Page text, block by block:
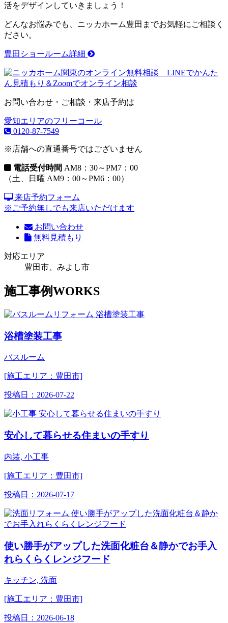
活をデザインしていきましょう！
どんなお悩みでも、ニッカホーム豊田までお気軽にご相談く
ださい。
豊田ショールーム詳細
お問い合わせ・ご相談・来店予約は
愛知エリアのフリーコール
0120-87-7549
※店舗への直通番号ではございません
電話受付時間 AM8：30～PM7：00
（土、日曜 AM9：00～PM6：00）
来店予約フォーム
※ご予約無しでも来店いただけます
お問い合わせ
無料見積もり
対応エリア
豊田市、みよし市
施工事例WORKS
浴槽塗装工事
バスルーム
[施工エリア：豊田市]
投稿日： 2026-07-22
安心して暮らせる住まいの手すり
内装, 小工事
[施工エリア：豊田市]
投稿日： 2026-07-17
使い勝手がアップした洗面化粧台＆静かでお手入
れらくらくレンジフード
キッチン, 洗面
[施工エリア：豊田市]
投稿日： 2026-06-18